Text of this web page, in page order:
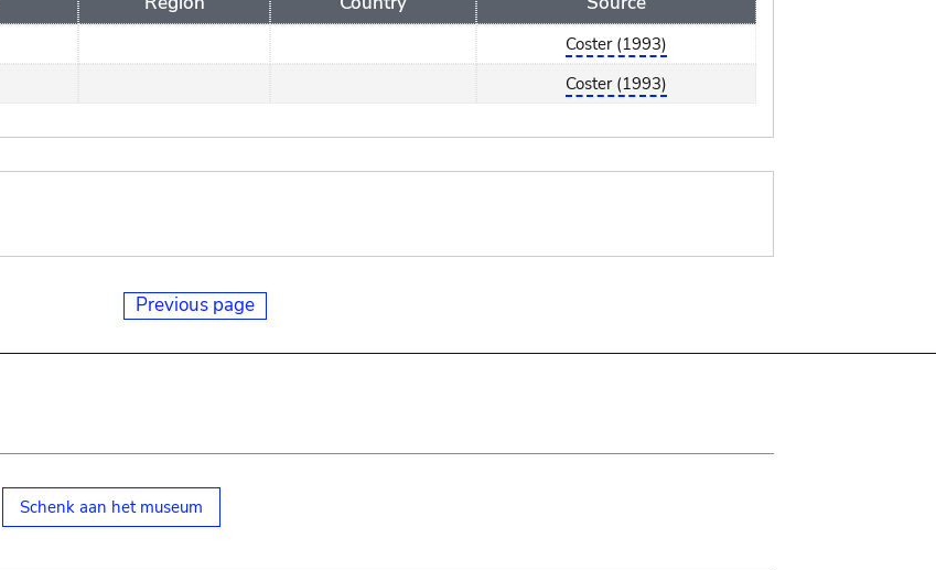
Coster (1993)
Coster (1993)
Previous page
Schenk aan het museum